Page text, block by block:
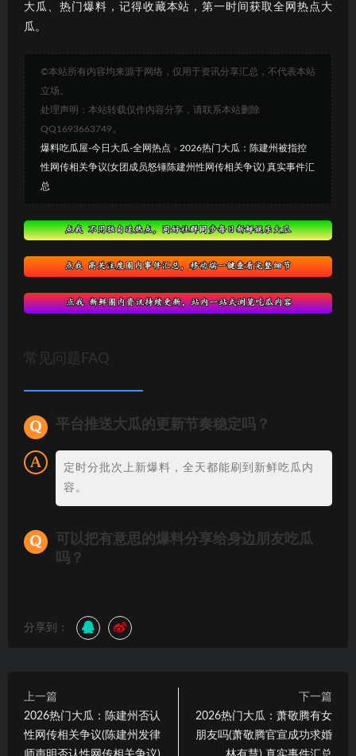
大瓜、热门爆料，记得收藏本站，第一时间获取全网热点大
瓜。
©本站所有内容均来源于网络，仅用于资讯分享汇总，不代表本站
立场。
处理声明：本站转载仅作内容分享，请联系本站删除
QQ1693663749。
爆料吃瓜屋-今日大瓜-全网热点 » 2026热门大瓜：陈建州被指控
性网传相关争议(女团成员怒锤陈建州性网传相关争议) 真实事件汇
总
常见问题FAQ
平台推送大瓜的更新节奏稳定吗？
定时分批次上新爆料，全天都能刷到新鲜吃瓜内
容。
可以把有意思的爆料分享给身边朋友吃瓜
吗？
分享到：
上一篇
2026热门大瓜：陈建州否认
性网传相关争议(陈建州发律
下一篇
2026热门大瓜：萧敬腾有女
朋友吗(萧敬腾官宣成功求婚